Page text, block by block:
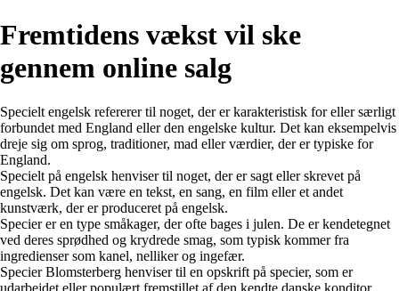
Fremtidens vækst vil ske
gennem online salg
Specielt engelsk refererer til noget, der er karakteristisk for eller særligt
forbundet med England eller den engelske kultur. Det kan eksempelvis
dreje sig om sprog, traditioner, mad eller værdier, der er typiske for
England.
Specielt på engelsk henviser til noget, der er sagt eller skrevet på
engelsk. Det kan være en tekst, en sang, en film eller et andet
kunstværk, der er produceret på engelsk.
Specier er en type småkager, der ofte bages i julen. De er kendetegnet
ved deres sprødhed og krydrede smag, som typisk kommer fra
ingredienser som kanel, nelliker og ingefær.
Specier Blomsterberg henviser til en opskrift på specier, som er
udarbejdet eller populært fremstillet af den kendte danske konditor